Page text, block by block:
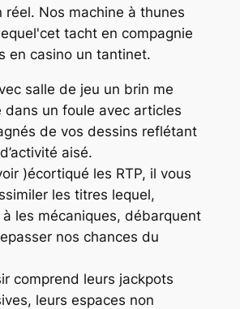
réel. Nos machine à thunes
tacht en compagnie
en casino un tantinet.
salle de jeu un brin me
dans un foule avec articles
de vos dessins reflétant
aisé.
)écortiqué les RTP, il vous
les titres lequel,
les mécaniques, débarquent
nos chances du
comprend leurs jackpots
leurs espaces non